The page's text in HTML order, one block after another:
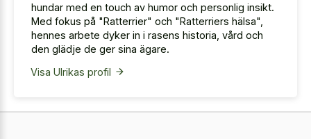
hundar med en touch av humor och personlig insikt.
Med fokus på "Ratterrier" och "Ratterriers hälsa",
hennes arbete dyker in i rasens historia, vård och
den glädje de ger sina ägare.
Visa Ulrikas profil